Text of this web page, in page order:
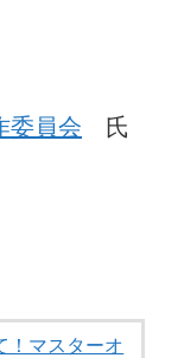
委員会 氏
！マスターオ